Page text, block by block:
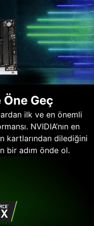
Geç
ilk ve en önemli
NVIDIA’nın en
kartlarından dilediğini
bir adım önde ol.